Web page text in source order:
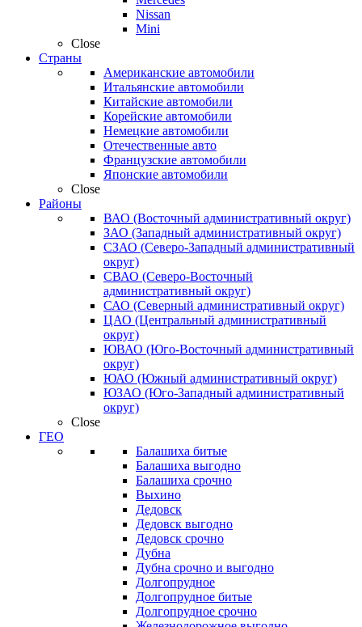
Nissan
Mini
Close
Страны
Американские автомобили
Итальянские автомобили
Китайские автомобили
Корейские автомобили
Немецкие автомобили
Отечественные авто
Французские автомобили
Японские автомобили
Close
Районы
ВАО (Восточный административный округ)
ЗАО (Западный административный округ)
СЗАО (Северо-Западный административный
округ)
СВАО (Северо-Восточный
административный округ)
САО (Северный административный округ)
ЦАО (Центральный административный
округ)
ЮВАО (Юго-Восточный административный
округ)
ЮАО (Южный административный округ)
ЮЗАО (Юго-Западный административный
округ)
Close
ГЕО
Балашиха битые
Балашиха выгодно
Балашиха срочно
Выхино
Дедовск
Дедовск выгодно
Дедовск срочно
Дубна
Дубна срочно и выгодно
Долгопрудное
Долгопрудное битые
Долгопрудное срочно